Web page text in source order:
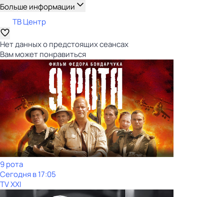
Больше информации
ТВ Центр
Нет данных о предстоящих сеансах
Вам может понравиться
9 рота
Сегодня в 17:05
TV XXI